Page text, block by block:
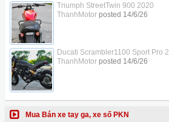
Triumph StreetTwin 900 2020
ThanhMotorposted 14/6/26
Ducati Scrambler1100 Sport Pro
ThanhMotorposted 14/6/26
Mua Bán xe tay ga, xe số PKN